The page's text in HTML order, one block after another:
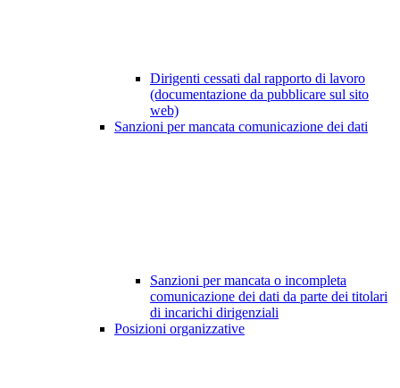
Dirigenti cessati dal rapporto di lavoro
(documentazione da pubblicare sul sito
web)
Sanzioni per mancata comunicazione dei dati
Sanzioni per mancata o incompleta
comunicazione dei dati da parte dei titolari
di incarichi dirigenziali
Posizioni organizzative